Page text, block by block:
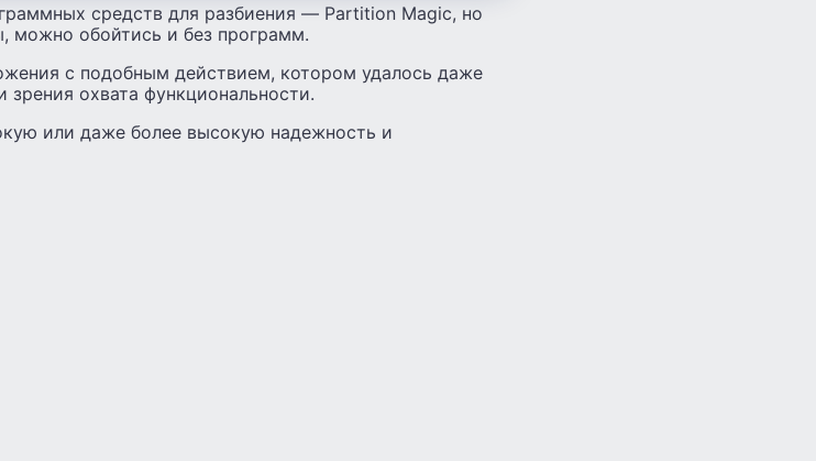
средств для разбиения — Partition Magic, но
можно обойтись и без программ.
с подобным действием, котором удалось даже
зрения охвата функциональности.
или даже более высокую надежность и